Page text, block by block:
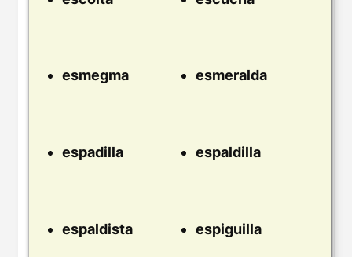
esmegma esmeralda
espadilla espaldilla
espaldista espiguilla